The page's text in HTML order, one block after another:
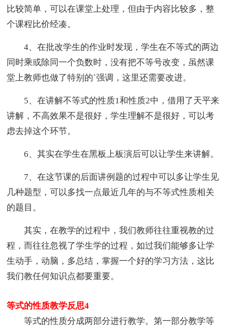
比较简单，可以在课堂上处理，但由于内容比较多，整
个课程比价经凑。
4、在批改学生的作业时发现，学生在不等式的两边
同时乘或除同一个负数时，没有把不等号改变，虽然课
堂上教师也做了特别的`强调，这里还需要改进。
5、在讲解不等式的性质1和性质2中，借用了天平来
讲解，不高效果不是很好，学生理解不是很好，可以考
虑去掉这个环节。
6、其实在学生在黑板上板演后可以让学生来讲解。
7、在这节课的后面讲例题的过程中可以多让学生见
几种题型，可以多找一点最近几年的与不等式性质相关
的题目。
其实，在教学的过程中，我们教师往往重视教的过
程，而往往忽视了学生学的过程，如过我们能够多让学
生动手，动脑，多总结，掌握一个好的学习方法，这比
我们教任何知识点都要重要。
等式的性质教学反思4
等式的性质分成两部分进行教学。第一部分教学等